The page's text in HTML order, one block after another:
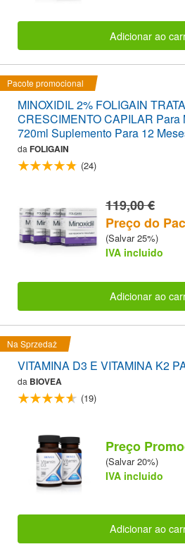
Adicionar ao
Pacote promocional
MINOXIDIL 2% FOLIGAIN
CRESCIMENTO CAPILAR Para
720ml Suplemento Para 12
da FOLIGAIN
(24)
119,00 €
Preço do
(Salvar 25%)
IVA incluido
Adicionar ao
Na Sprzedaż
VITAMINA D3 E VITAMINA K2
da BIOVEA
(19)
Preço
(Salvar 20%)
IVA incluido
Adicionar ao